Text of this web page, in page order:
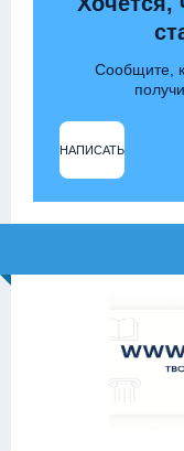
Сообщите,
НАПИСАТЬ